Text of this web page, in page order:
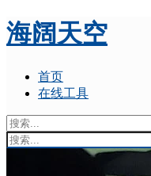
海阔天空
首页
在线工具